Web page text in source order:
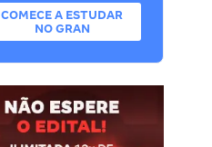
COMECE A ESTUDAR
NO GRAN